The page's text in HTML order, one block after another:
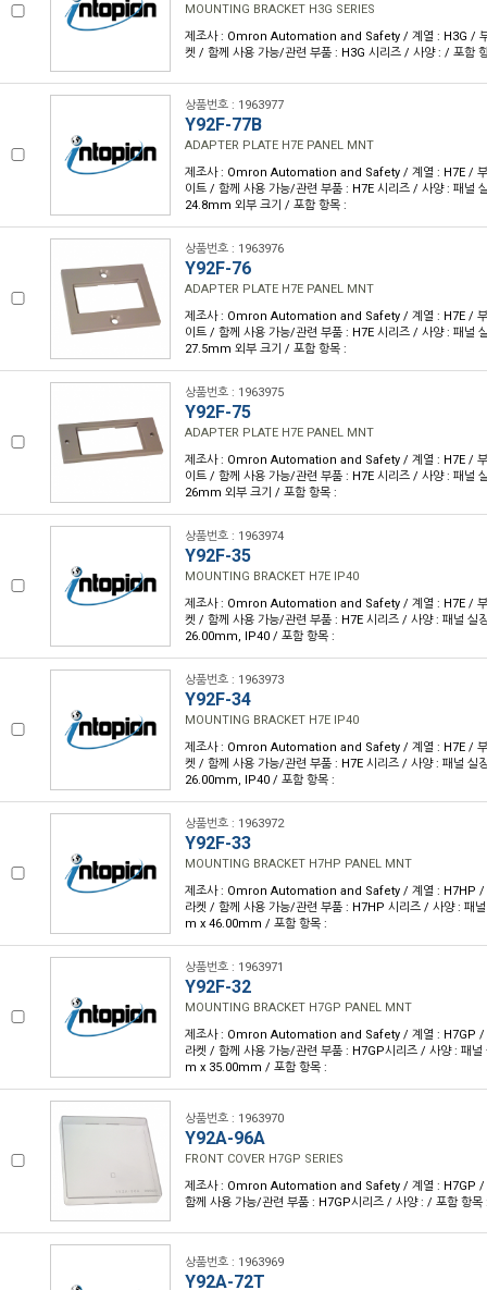
MOUNTING BRACKET H3G SERIES
제조사 : Omron Automation and Safety / 계열 : H3G / 부
켓 / 함께 사용 가능/관련 부품 : H3G 시리즈 / 사양 : / 포함
상품번호 : 1963977
Y92F-77B
ADAPTER PLATE H7E PANEL MNT
제조사 : Omron Automation and Safety / 계열 : H7E / 부
이트 / 함께 사용 가능/관련 부품 : H7E 시리즈 / 사양 : 패널
24.8mm 외부 크기 / 포함 항목 :
상품번호 : 1963976
Y92F-76
ADAPTER PLATE H7E PANEL MNT
제조사 : Omron Automation and Safety / 계열 : H7E / 부
이트 / 함께 사용 가능/관련 부품 : H7E 시리즈 / 사양 : 패널
27.5mm 외부 크기 / 포함 항목 :
상품번호 : 1963975
Y92F-75
ADAPTER PLATE H7E PANEL MNT
제조사 : Omron Automation and Safety / 계열 : H7E / 부
이트 / 함께 사용 가능/관련 부품 : H7E 시리즈 / 사양 : 패널
26mm 외부 크기 / 포함 항목 :
상품번호 : 1963974
Y92F-35
MOUNTING BRACKET H7E IP40
제조사 : Omron Automation and Safety / 계열 : H7E / 부
켓 / 함께 사용 가능/관련 부품 : H7E 시리즈 / 사양 : 패널 실
26.00mm, IP40 / 포함 항목 :
상품번호 : 1963973
Y92F-34
MOUNTING BRACKET H7E IP40
제조사 : Omron Automation and Safety / 계열 : H7E / 부
켓 / 함께 사용 가능/관련 부품 : H7E 시리즈 / 사양 : 패널 실
26.00mm, IP40 / 포함 항목 :
상품번호 : 1963972
Y92F-33
MOUNTING BRACKET H7HP PANEL MNT
제조사 : Omron Automation and Safety / 계열 : H7HP /
라켓 / 함께 사용 가능/관련 부품 : H7HP 시리즈 / 사양 : 패
m x 46.00mm / 포함 항목 :
상품번호 : 1963971
Y92F-32
MOUNTING BRACKET H7GP PANEL MNT
제조사 : Omron Automation and Safety / 계열 : H7GP /
라켓 / 함께 사용 가능/관련 부품 : H7GP시리즈 / 사양 : 패
m x 35.00mm / 포함 항목 :
상품번호 : 1963970
Y92A-96A
FRONT COVER H7GP SERIES
제조사 : Omron Automation and Safety / 계열 : H7GP /
함께 사용 가능/관련 부품 : H7GP시리즈 / 사양 : / 포함 항목
상품번호 : 1963969
Y92A-72T